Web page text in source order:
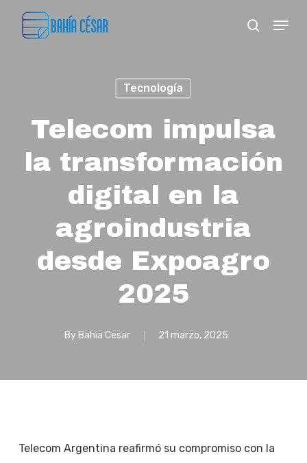
search
Menu
Tecnología
Telecom impulsa
la transformación
digital en la
agroindustria
desde Expoagro
2025
By Bahia Cesar 21 marzo, 2025
Telecom Argentina reafirmó su compromiso con la